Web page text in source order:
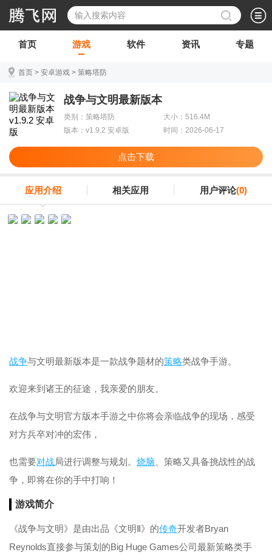
首页 游戏 软件 资讯 专题
首页 > 安卓游戏 > 策略塔防
战争与文明最新版本
类别：策略塔防
大小：516.4M
版本：v1.9.2 安卓版
时间：2026-06-17
点击下载
应用介绍 相关应用 用户评论(0)
战争与文明最新版本是一款战争题材的策略类战争手游。
欢迎来到诸王的征途，我亲爱的朋友。
在战争与文明官方版本手游之中你将会亲临战争的现场，感受
对方兵卒对冲的宏伟，
也需要对战局进行调整与规划。 烧脑 、策略又具备挑战性的战
争，即将在你的手中打响！
游戏简介
《战争与文明》是由出品《文明Ⅱ》的传奇开发者Bryan
Reynolds直接参与策划的Big Huge Games公司最新策略类手